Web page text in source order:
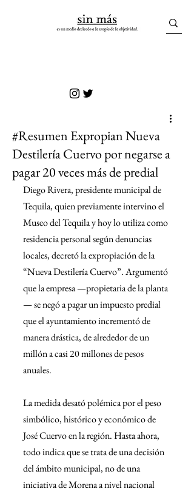
#Resumen Expropian Nueva
Destilería Cuervo por negarse a
pagar 20 veces más de predial
Diego Rivera, presidente municipal de
Tequila, quien previamente intervino el
Museo del Tequila y hoy lo utiliza como
residencia personal según denuncias
locales, decretó la expropiación de la
“Nueva Destilería Cuervo”. Argumentó
que la empresa —propietaria de la planta
— se negó a pagar un impuesto predial
que el ayuntamiento incrementó de
manera drástica, de alrededor de un
millón a casi 20 millones de pesos
anuales.
La medida desató polémica por el peso
simbólico, histórico y económico de
José Cuervo en la región. Hasta ahora,
todo indica que se trata de una decisión
del ámbito municipal, no de una
iniciativa de Morena a nivel nacional